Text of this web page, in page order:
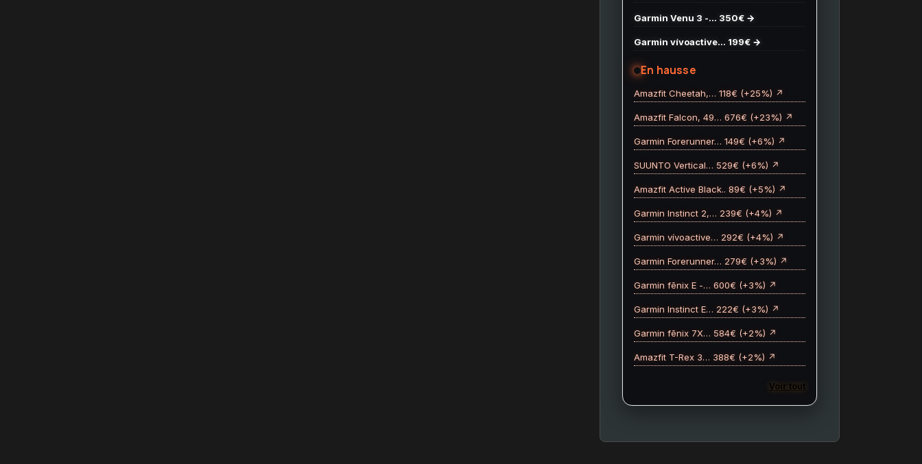
Garmin Venu 3 -… 350€ →
Garmin vívoactive… 199€ →
En hausse
Amazfit Cheetah,… 118€ (+25%) ↗
Amazfit Falcon, 49… 676€ (+23%) ↗
Garmin Forerunner… 149€ (+6%) ↗
SUUNTO Vertical… 529€ (+6%) ↗
Amazfit Active Black.. 89€ (+5%) ↗
Garmin Instinct 2,… 239€ (+4%) ↗
Garmin vívoactive… 292€ (+4%) ↗
Garmin Forerunner… 279€ (+3%) ↗
Garmin fēnix E -… 600€ (+3%) ↗
Garmin Instinct E… 222€ (+3%) ↗
Garmin fēnix 7X… 584€ (+2%) ↗
Amazfit T-Rex 3… 388€ (+2%) ↗
Voir tout